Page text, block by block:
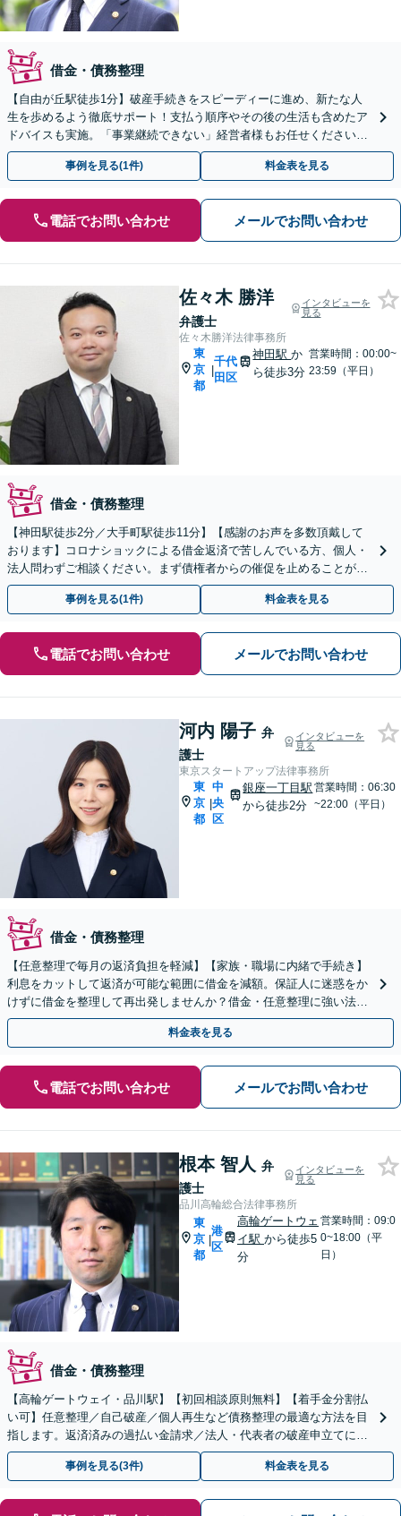
借金・債務整理
【自由が丘駅徒歩1分】破産手続きをスピーディーに進め、新たな人
生を歩めるよう徹底サポート！支払う順序やその後の生活も含めたア
ドバイスも実施。「事業継続できない」経営者様もお任せください
【初回来所面談1時間無料／土日祝対応可】
事例を見る(1件) 料金表を見る
電話でお問い合わせ メールでお問い合わせ
佐々木 勝洋
弁護士
インタビューを
見る
佐々木勝洋法律事務所
東
京
都
|
千代
田区
神田駅か
ら徒歩3分
営業時間：00:00~
23:59（平日）
借金・債務整理
【神田駅徒歩2分／大手町駅徒歩11分】【感謝のお声を多数頂戴して
おります】コロナショックによる借金返済で苦しんでいる方、個人・
法人問わずご相談ください。まず債権者からの催促を止めることがで
きます。生活再建の一歩を、私と踏み出しましょう。
事例を見る(1件) 料金表を見る
電話でお問い合わせ メールでお問い合わせ
河内 陽子 弁
護士
インタビューを
見る
東京スタートアップ法律事務所
東
京
都
|
中
央
区
銀座一丁目駅
から徒歩2分
営業時間：06:30
~22:00（平日）
借金・債務整理
【任意整理で毎月の返済負担を軽減】【家族・職場に内緒で手続き】
利息をカットして返済が可能な範囲に借金を減額。保証人に迷惑をか
けずに借金を整理して再出発しませんか？借金・任意整理に強い法律
事務所【実績5,000件以上】【財産を残して借金整理】
料金表を見る
電話でお問い合わせ メールでお問い合わせ
根本 智人 弁
護士
インタビューを
見る
品川高輪総合法律事務所
東
京
都
|
港
区
高輪ゲートウェ
イ駅 から徒歩5
分
営業時間：09:0
0~18:00（平
日）
借金・債務整理
【高輪ゲートウェイ・品川駅】【初回相談原則無料】【着手金分割払
い可】任意整理／自己破産／個人再生など債務整理の最適な方法を目
指します。返済済みの過払い金請求／法人・代表者の破産申立てにも
対応。破産管財人の経験がある弁護士も在籍。
事例を見る(3件) 料金表を見る